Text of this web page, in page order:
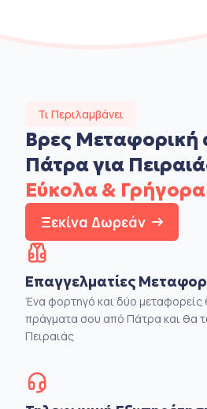
Τι Περιλαμβάνει
Βρες Μεταφορική
Πάτρα για
Εύκολα &
Ξεκίνα Δωρεάν
Επαγγελματίες
Ένα φορτηγό και δύο
πράγματα σου από Πάτρα και θα
Πειραιάς